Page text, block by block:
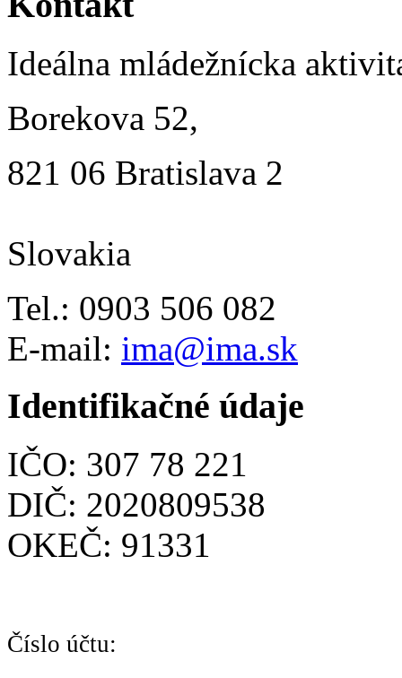
Ideálna mládežnícka
Borekova 52,
821 06 Bratislava 2
Slovakia
Tel.: 0903 506 082
E-mail: ima@ima.sk
Identifikačné údaje
IČO: 307 78 221
DIČ: 2020809538
OKEČ: 91331
Číslo účtu: